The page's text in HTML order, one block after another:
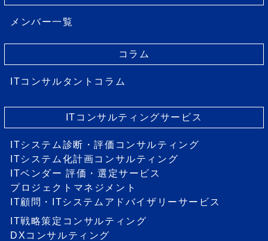
メンバー一覧
コラム
ITコンサルタントコラム
ITコンサルティングサービス
ITシステム診断・評価コンサルティング
ITシステム化計画コンサルティング
ITベンダー 評価・選定サービス
プロジェクトマネジメント
IT顧問・ITシステムアドバイザリーサービス
IT戦略策定コンサルティング
DXコンサルティング